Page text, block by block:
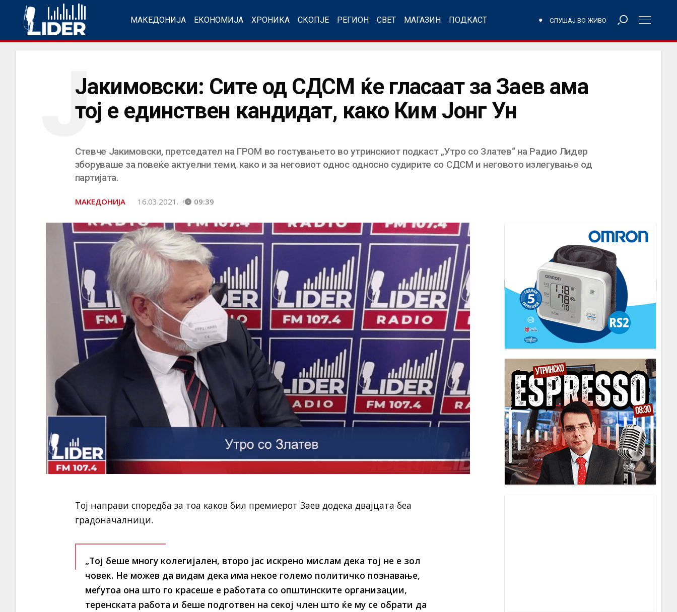
МАКЕДОНИЈА ЕКОНОМИЈА ХРОНИКА СКОПЈЕ РЕГИОН СВЕТ МАГАЗИН ПОДКАСТ СЛУШАЈ ВО ЖИВО
Јакимовски: Сите од СДСМ ќе гласаат за Заев ама
тој е единствен кандидат, како Ким Јонг Ун
Ј
Стевче Јакимовски, претседател на ГРОМ во гостувањето во утринскиот подкаст „Утро со Златев“ на Радио Лидер
зборуваше за повеќе актуелни теми, како и за неговиот однос односно судирите со СДСМ и неговото излегување од
партијата.
МАКЕДОНИЈА 16.03.2021. 09:39
Тој направи споредба за тоа каков бил премиерот Заев додека двајцата беа
градоначалници.
„Тој беше многу колегијален, второ јас искрено мислам дека тој не е зол
човек. Не можев да видам дека има некое големо политичко познавање,
меѓутоа она што го красеше е работата со општинските организации,
теренската работа и беше подготвен на секој член што ќе му се обрати да